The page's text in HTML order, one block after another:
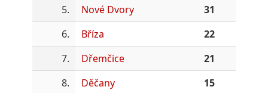
5.
Nové Dvory
31
6.
Bříza
22
7.
Dřemčice
21
8.
Děčany
15